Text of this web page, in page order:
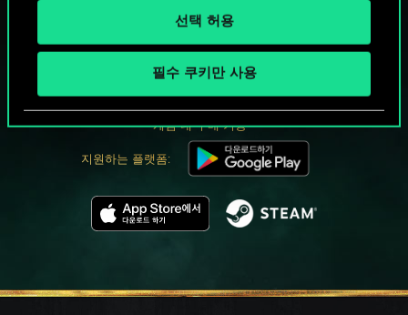
선택 허용
필수 쿠키만 사용
궨트 한 판 어떠신가요?
PC에서 무료 플레이
게임 내 구매 기능
지원하는 플랫폼: